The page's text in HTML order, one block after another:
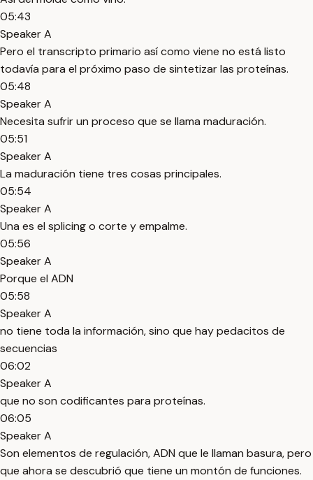
05:43
Speaker A
Pero el transcripto primario así como viene no está listo
todavía para el próximo paso de sintetizar las proteínas.
05:48
Speaker A
Necesita sufrir un proceso que se llama maduración.
05:51
Speaker A
La maduración tiene tres cosas principales.
05:54
Speaker A
Una es el splicing o corte y empalme.
05:56
Speaker A
Porque el ADN
05:58
Speaker A
no tiene toda la información, sino que hay pedacitos de
secuencias
06:02
Speaker A
que no son codificantes para proteínas.
06:05
Speaker A
Son elementos de regulación, ADN que le llaman basura, pero
que ahora se descubrió que tiene un montón de funciones.